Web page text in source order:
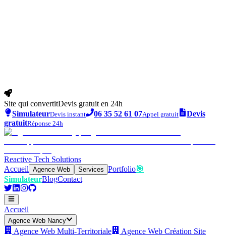
Site qui convertitDevis gratuit en 24h
SimulateurDevis instant 06 35 52 61 07Appel gratuit
Devis
gratuitRéponse 24h
Reactive Tech Solutions
Accueil Agence Web Services Portfolio🎯
SimulateurBlogContact
Accueil
Agence Web Nancy
Agence Web Multi-Territoriale
Agence Web Création Site